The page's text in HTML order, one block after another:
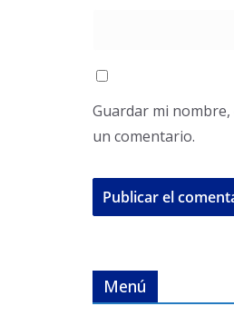
Guardar mi
un comentario.
Menú